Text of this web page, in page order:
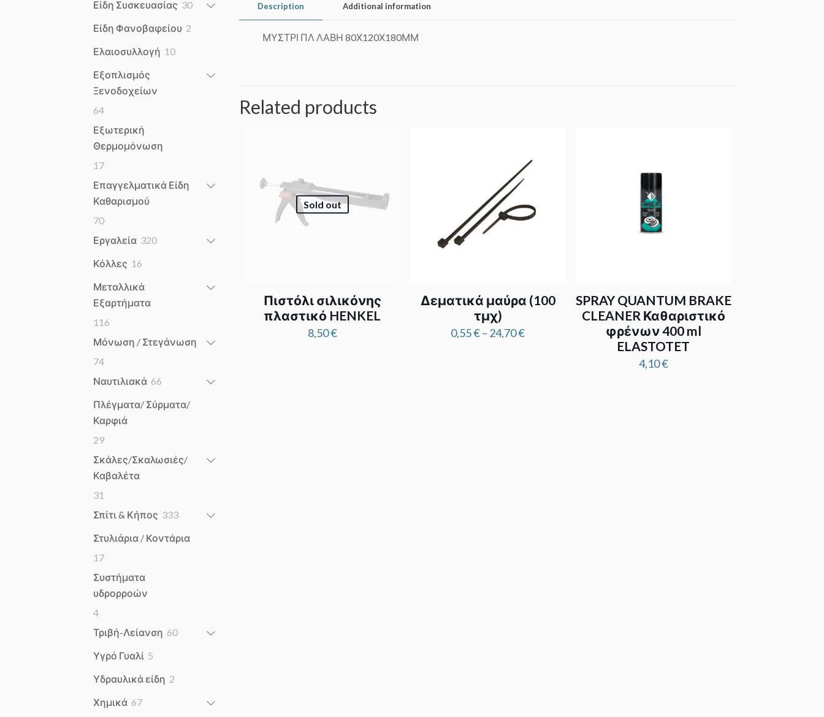
Description Additional information
ΜΥΣΤΡΙ ΠΛ ΛΑΒΗ 80Χ120Χ180ΜΜ
Related products
Sold out
Πιστόλι σιλικόνης
πλαστικό HENKEL
8,50€
Δεματικά μαύρα (100
τμχ)
0,55€– 24,70€Price
SPRAY QUANTUM BRAKE
CLEANER Καθαριστικό
φρένων 400 ml
ELASTOTET
4,10€
Είδη Συσκευασίας 3030
Είδη Φανοβαφείου 2
Ελαιοσυλλογή 1010
Εξοπλισμός
Ξενοδοχείων
6464
products
Εξωτερική
Θερμομόνωση
1717
products
Επαγγελματικά Είδη
Καθαρισμού
7070
products
Εργαλεία 320320
Κόλλες 16
Μεταλλικά
Εξαρτήματα
116
products
Μόνωση / Στεγάνωση
7474
products
Ναυτιλιακά 66
Πλέγματα/ Σύρματα/
Καρφιά
2929
products
Σκάλες/Σκαλωσιές/
Καβαλέτα
31
products
Σπίτι & Κήπος 333333
Στυλιάρια / Κοντάρια
1717
products
Συστήματα
υδρορροών
44
products
Τριβή-Λείανση 6060
Υγρό Γυαλί 5
Υδραυλικά είδη 2
Χημικά 6767